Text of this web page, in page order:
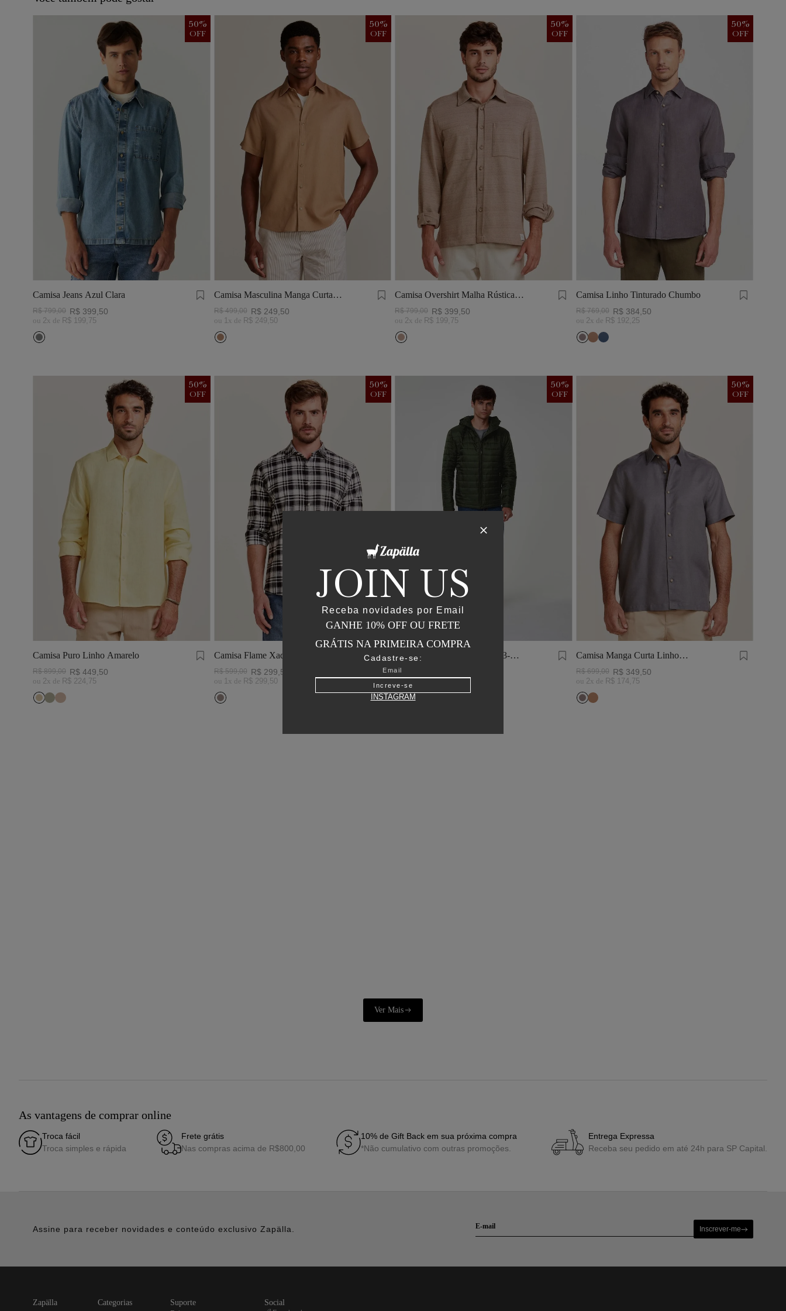
Camisa Jeans Azul Clara
50%
OFF
R$ 799,00 R$ 399 50
ou 2x de R$ 199 75
Camisa Masculina Manga Curta
Visco Linho
50%
OFF
R$ 499,00 R$ 249 50
ou 1 x de R$ 249 50
Camisa Overshirt Malha Rústica
Khaki
50%
OFF
R$ 799,00 R$ 399 50
ou 2x de R$ 199 75
Camisa Linho Tinturado Chumbo
50%
OFF
R$ 769,00 R$ 384 50
ou 2x de R$ 192 25
Camisa Puro Linho Amarelo
50%
OFF
R$ 899,00 R$ 449 50
ou 2x de R$ 224 75
Camisa Flame Xadrez - I23-
50%
OFF
R$ 599,00 R$ 299 50
ou x de R$ 299 50
Jaqueta Matelasse Capuz - I23-
Verde Oliva
50%
OFF
R$
ou6x deR$ 241,25
Camisa Manga Curta Linho
50%
OFF
R$ 699,00 R$ 349 50
ou 2x de R$ 174, 75
As vantagens de comprar online
Troca fácil
Troca simples e rápida
Frete grátis
Nas compras acima de R$800,00
10% de Gift Back em sua próxima compra
*Não cumulativo com outras promoções.
Entrega Expressa
Receba seu pedido em até 24h para SP Capital.
Assine para receber novidades e conteúdo exclusivo Zapälla. Inscrever-me
zapälla categorias suporte social
JOIN US
Receba novidades por Email
GANHE 10% OFF OU FRETE
GRÁTIS NA PRIMEIRA COMPRA
Cadastre-se:
Increve-se
INSTAGRAM